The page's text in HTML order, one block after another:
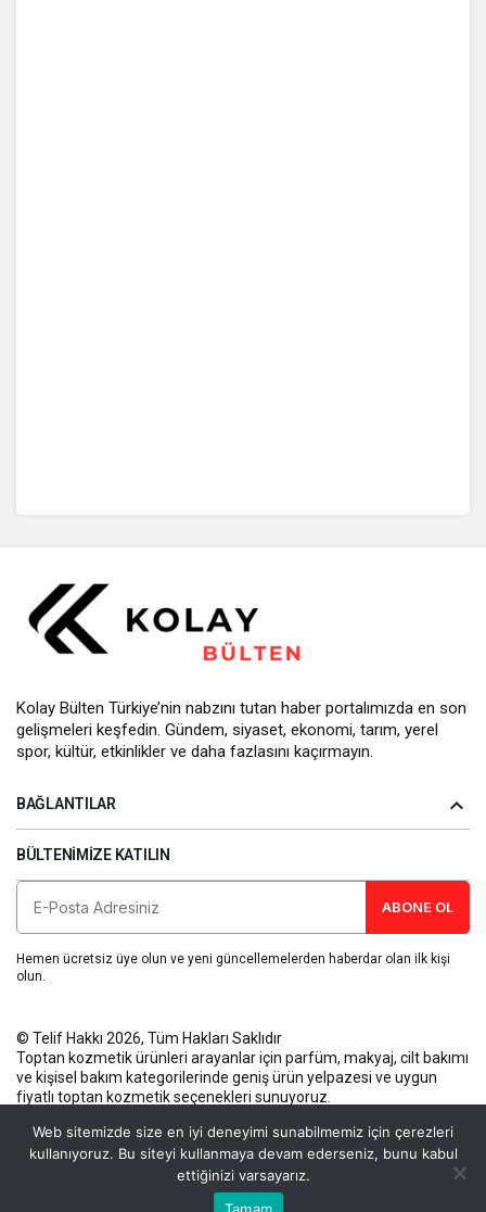
Bu web sitesinde en iyi deneyimi yaşamanızı sağlamak için
Kolay Bülten Türkiye’nin nabzını tutan haber portalımızda en son
gelişmeleri keşfedin. Gündem, siyaset, ekonomi, tarım, yerel
spor, kültür, etkinlikler ve daha fazlasını kaçırmayın.
BAĞLANTILAR
BÜLTENIMIZE KATILIN
ABONE OL
Hemen ücretsiz üye olun ve yeni güncellemelerden haberdar olan ilk kişi
olun.
© Telif Hakkı 2026, Tüm Hakları Saklıdır
Toptan kozmetik ürünleri arayanlar için parfüm, makyaj, cilt bakımı
ve kişisel bakım kategorilerinde geniş ürün yelpazesi ve uygun
fiyatlı toptan kozmetik seçenekleri sunuyoruz.
Web sitemizde size en iyi deneyimi sunabilmemiz için çerezleri
kullanıyoruz. Bu siteyi kullanmaya devam ederseniz, bunu kabul
ettiğinizi varsayarız.
Tamam